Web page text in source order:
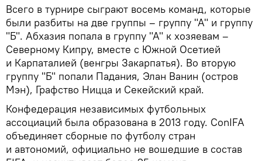
Всего в турнире сыграют восемь команд, которые
были разбиты на две группы – группу "А" и группу
"Б". Абхазия попала в группу "А" к хозяевам –
Северному Кипру, вместе с Южной Осетией
и Карпаталией (венгры Закарпатья). Во вторую
группу "Б" попали Падания, Элан Ванин (остров
Мэн), Графство Ницца и Секейский край.
Конфедерация независимых футбольных
ассоциаций была образована в 2013 году. ConIFA
объединяет сборные по футболу стран
и автономий, официально не вошедшие в состав